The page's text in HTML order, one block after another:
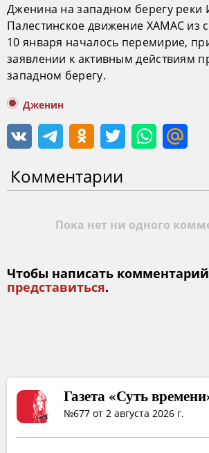
Дженина на западном берегу реки
Палестинское движение ХАМАС из
10 января началось перемирие,
заявлении к активным действиям
западном берегу.
Дженин
Комментарии
Пока нет ни одного
Чтобы написать
представиться.
Газета «Суть
№677 от 2 августа 2026 г.